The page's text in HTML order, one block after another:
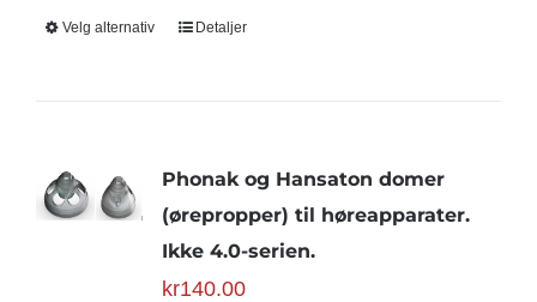
Velg alternativ Detaljer
Phonak og Hansaton domer
(ørepropper) til høreapparater.
Ikke 4.0-serien.
kr140.00